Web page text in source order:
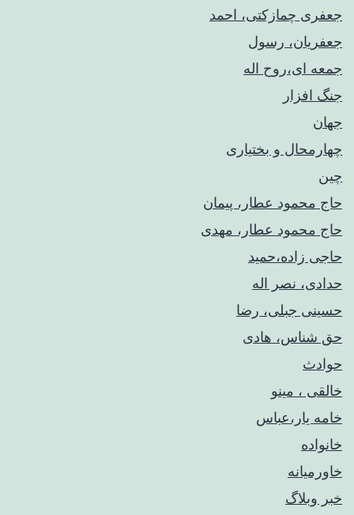
جعفری چمازکتی، احمد
جعفریان، رسول
جمعه ای،روح اله
جنگ افزار
جهان
چهارمحال و بختیاری
چین
حاج محمود عطار، پیمان
حاج محمود عطار، مهدی
حاجی زاده،حمید
حدادی، نصر اله
حسینی جبلی، رضا
حق شناس، هادی
حوادث
خالقی ، مینو
خامه یار،عباس
خانواده
خاورمیانه
خبر وبلاگ